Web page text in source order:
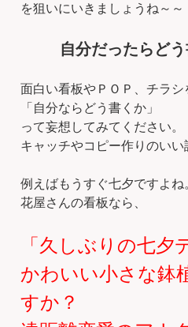
を狙いにいきましょうね～～
自分だったらど
面白い看板やＰＯＰ、チラシ
「自分ならどう書くか」
って妄想してみてください。
キャッチやコピー作りのいい
例えばもうすぐ七夕ですよね
花屋さんの看板なら、
「久しぶりの七夕
かわいい小さな鉢
すか？